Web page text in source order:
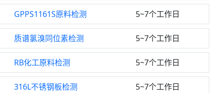
GPPS1161S原料检测 5~7个工作日
质谱氯溴同位素检测 5~7个工作日
RB化工原料检测 5~7个工作日
316L不锈钢板检测 5~7个工作日